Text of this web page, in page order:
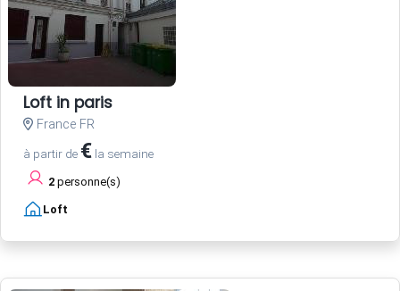
Loft in paris
France FR
à partir de € la semaine
2 personne(s)
Loft